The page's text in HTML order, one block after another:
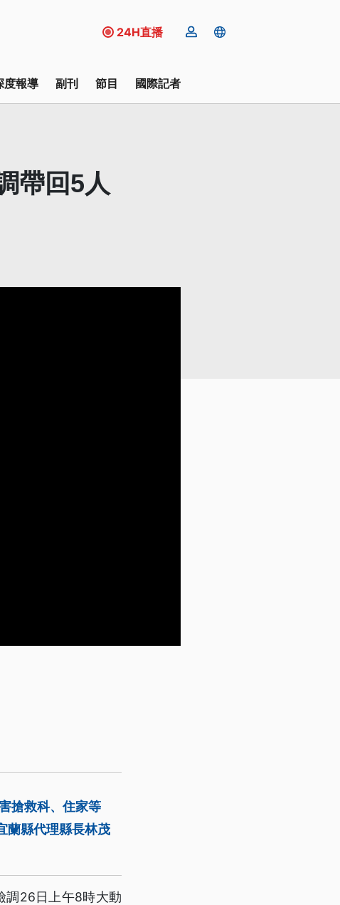
24H直播
度報導 副刊 節目 國際記者
帶回5人
搶救科、住家等
蘭縣代理縣長林茂
調26日上午8時大動